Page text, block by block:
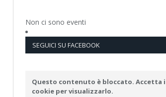
Non ci sono eventi
SEGUICI SU FACEBOOK
Questo contenuto è bloccato. Accetta i
cookie per visualizzarlo.